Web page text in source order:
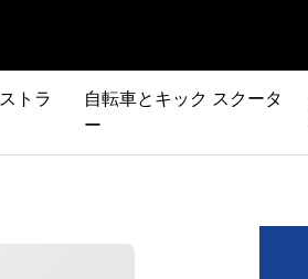
トラ
自転車とキック スクータ
ー